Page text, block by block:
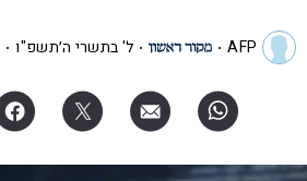
AFP ל' בתשרי ה׳תשפ"ו